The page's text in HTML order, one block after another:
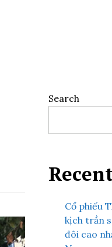
Search
Cổ phiếu
kịch trần
đôi cao